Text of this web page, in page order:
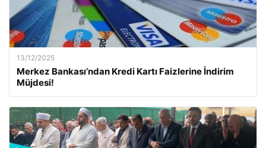
13/12/2025
Merkez Bankası’ndan Kredi Kartı Faizlerine İndirim
Müjdesi!